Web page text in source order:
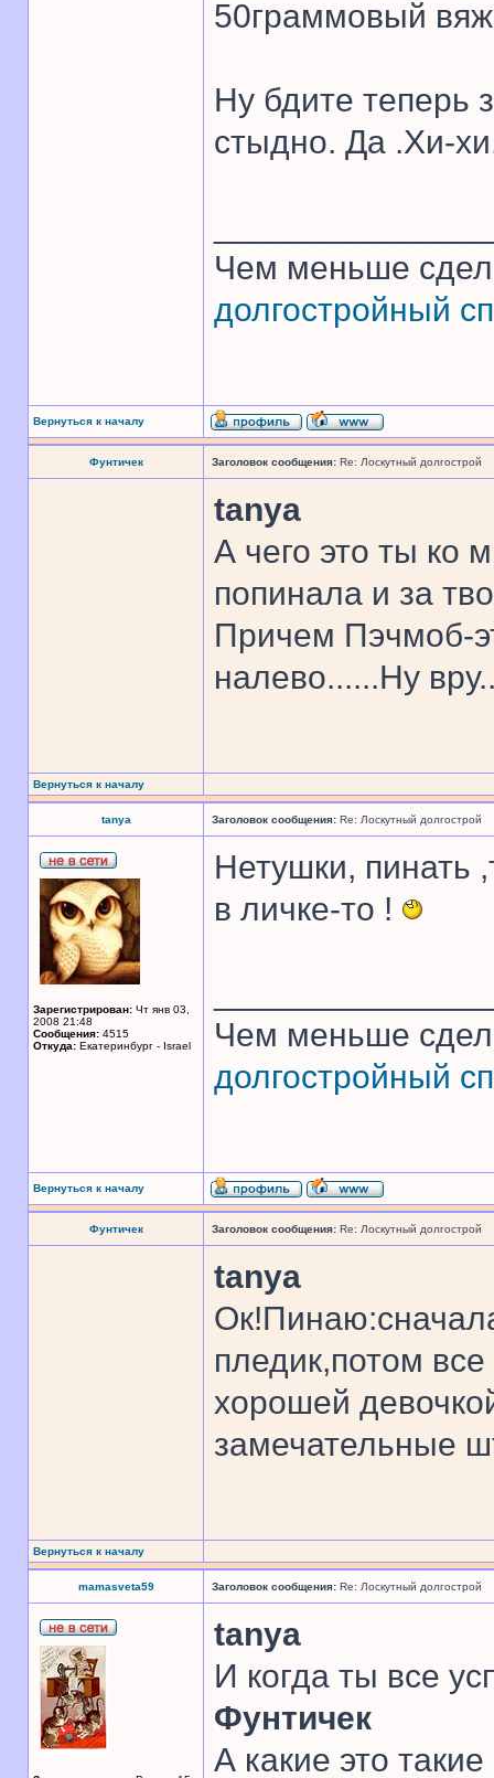
50граммовый
Ну бдите теперь
стыдно. Да .Хи-
Чем меньше
долгостройный
Вернуться к началу
Фунтичек Заголовок сообщения: Re: Лоскутный долгострой
tanya
А чего это ты ко
попинала и за
Причем Пэчмоб-
налево......Ну
Вернуться к началу
tanya Заголовок сообщения: Re: Лоскутный долгострой
Зарегистрирован: Чт янв 03,
2008 21:48
Сообщения: 4515
Откуда: Екатеринбург - Israel
Нетушки, пинать
в личке-то !
Чем меньше
долгостройный
Вернуться к началу
Фунтичек Заголовок сообщения: Re: Лоскутный долгострой
tanya
пледик,потом
хорошей
замечательные
Вернуться к началу
mamasveta59 Заголовок сообщения: Re: Лоскутный долгострой
tanya
И когда ты все
Фунтичек
А какие это такие